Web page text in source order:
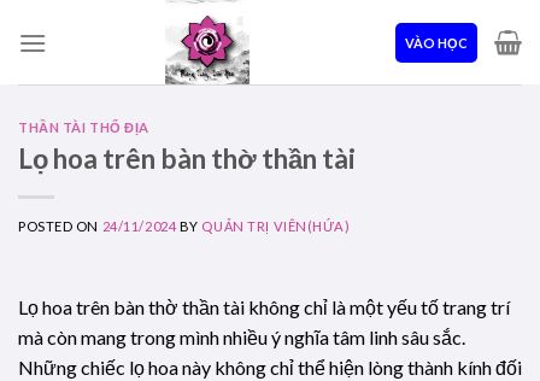
VÀO HỌC
THẦN TÀI THỔ ĐỊA
Lọ hoa trên bàn thờ thần tài
POSTED ON 24/11/2024 BY QUẢN TRỊ VIÊN(HỨA)
Lọ hoa trên bàn thờ thần tài không chỉ là một yếu tố trang trí
mà còn mang trong mình nhiều ý nghĩa tâm linh sâu sắc.
Những chiếc lọ hoa này không chỉ thể hiện lòng thành kính đối